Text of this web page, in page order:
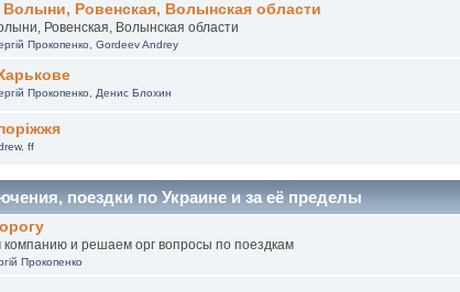
Волыни, Ровенская, Волынская области
Ровенская, Волынская области
Прокопенко,Gordeev Andrey
Прокопенко,Денис Блохин
ff
поездки по Украине и за её пределы
компанию и решаем орг вопросы по поездкам
Прокопенко